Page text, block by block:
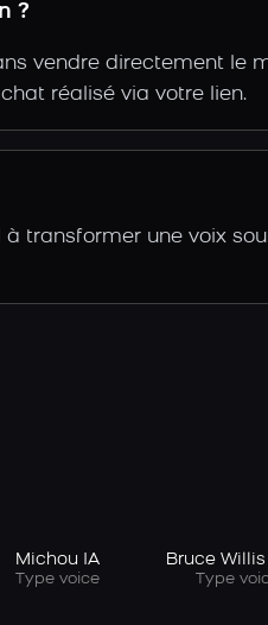
?
vendre directement le
réalisé via votre lien.
transformer une voix
Michou IA
Type voice
Bruce Willis
Type